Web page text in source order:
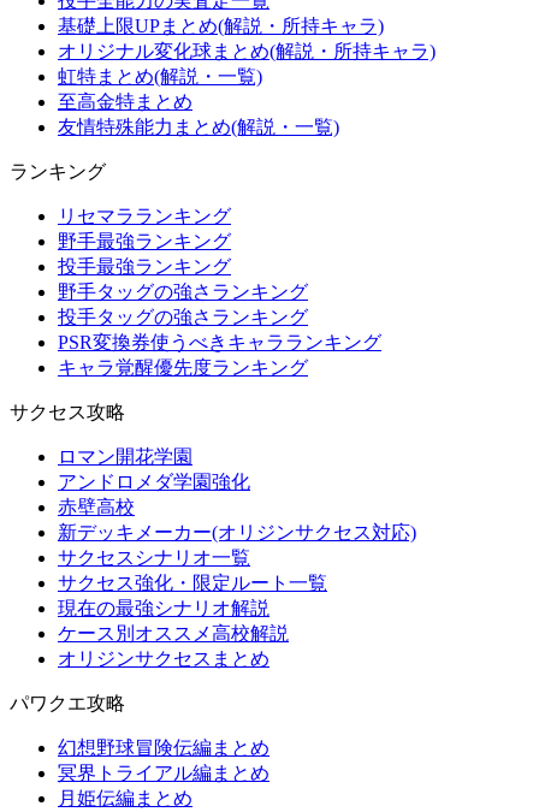
基礎上限UPまとめ(解説・所持キャラ)
オリジナル変化球まとめ(解説・所持キャラ)
虹特まとめ(解説・一覧)
至高金特まとめ
友情特殊能力まとめ(解説・一覧)
ランキング
リセマラランキング
野手最強ランキング
投手最強ランキング
野手タッグの強さランキング
投手タッグの強さランキング
PSR変換券使うべきキャラランキング
キャラ覚醒優先度ランキング
サクセス攻略
ロマン開花学園
アンドロメダ学園強化
赤壁高校
新デッキメーカー(オリジンサクセス対応)
サクセスシナリオ一覧
サクセス強化・限定ルート一覧
現在の最強シナリオ解説
ケース別オススメ高校解説
オリジンサクセスまとめ
パワクエ攻略
幻想野球冒険伝編まとめ
冥界トライアル編まとめ
月姫伝編まとめ